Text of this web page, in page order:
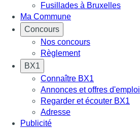
Fusillades à Bruxelles
Ma Commune
Concours
Nos concours
Règlement
BX1
Connaître BX1
Annonces et offres d'emploi
Regarder et écouter BX1
Adresse
Publicité